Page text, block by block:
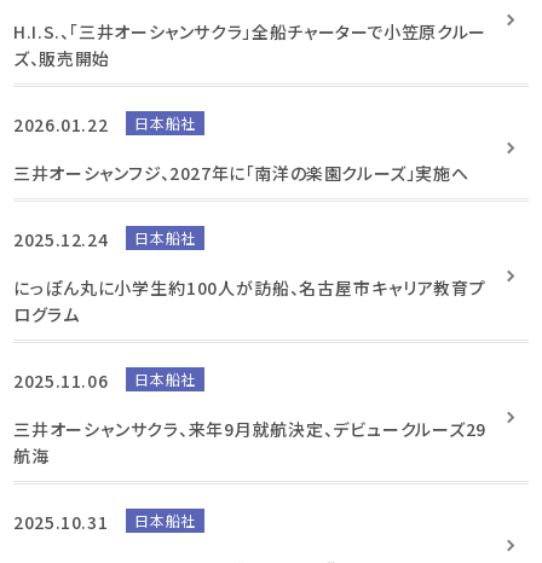
H.I.S.、「三井オーシャンサクラ」全船チャーターで小笠原クルー
ズ、販売開始
2026.01.22 日本船社
三井オーシャンフジ、2027年に「南洋の楽園クルーズ」実施へ
2025.12.24 日本船社
にっぽん丸に小学生約100人が訪船、名古屋市キャリア教育プ
ログラム
2025.11.06 日本船社
三井オーシャンサクラ、来年9月就航決定、デビュークルーズ29
航海
2025.10.31 日本船社